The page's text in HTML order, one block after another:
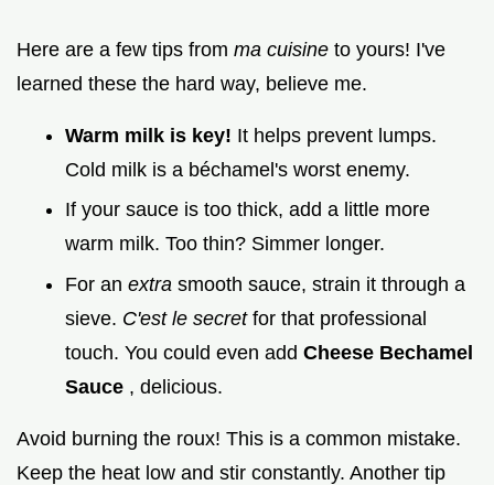
Here are a few tips from ma cuisine to yours! I've
learned these the hard way, believe me.
Warm milk is key! It helps prevent lumps.
Cold milk is a béchamel's worst enemy.
If your sauce is too thick, add a little more
warm milk. Too thin? Simmer longer.
For an extra smooth sauce, strain it through a
sieve. C'est le secret for that professional
touch. You could even add Cheese Bechamel
Sauce , delicious.
Avoid burning the roux! This is a common mistake.
Keep the heat low and stir constantly. Another tip